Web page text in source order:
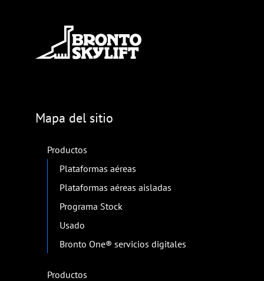
Mapa del sitio
Productos
Plataformas aéreas
Plataformas aéreas aisladas
Programa Stock
Usado
Bronto One® servicios digitales
Productos